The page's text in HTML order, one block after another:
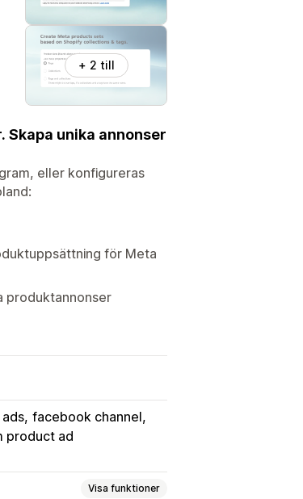
+ 2 till
unika annonser
eller konfigureras
för Meta
produktannonser
facebook channel
product ad
Visa funktioner